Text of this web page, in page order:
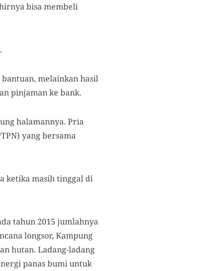
bisa membeli
melainkan hasil
pinjaman ke bank.
halamannya. Pria
yang bersama
ketika masih tinggal di
tahun 2015 jumlahnya
longsor, Kampung
hutan. Ladang-ladang
panas bumi untuk